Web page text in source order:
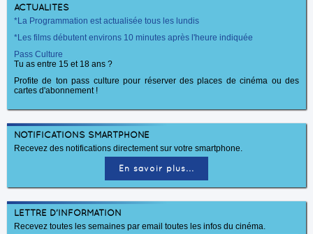
ACTUALITÉS
*La Programmation est actualisée tous les lundis
*Les films débutent environs 10 minutes après l'heure indiquée
Pass Culture
Tu as entre 15 et 18 ans ?
Profite de ton pass culture pour réserver des places de cinéma ou des
cartes d'abonnement !
NOTIFICATIONS SMARTPHONE
Recevez des notifications directement sur votre smartphone.
En savoir plus...
LETTRE D'INFORMATION
Recevez toutes les semaines par email toutes les infos du cinéma.